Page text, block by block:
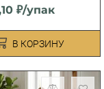
₽/упак
В КОРЗИНУ